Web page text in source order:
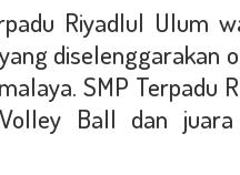
Riyadlul Ulum
diselenggarakan
SMP Terpadu
Ball dan